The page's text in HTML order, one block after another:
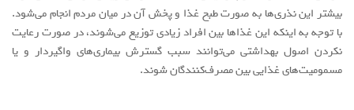
بیشتر این نذری‌ها به صورت طبخ غذا و پخش آن در میان مردم انجام می‌شود.
با توجه به اینکه این غذاها بین افراد زیادی توزیع می‌شوند، در صورت رعایت
نکردن اصول بهداشتی می‌توانند سبب گسترش بیماری‌های واگیردار و یا
مسمومیت‌های غذایی بین مصرف‌کنندگان شوند.